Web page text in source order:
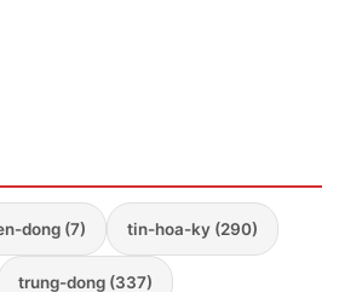
dong (7) tin-hoa-ky (290)
trung-dong (337)